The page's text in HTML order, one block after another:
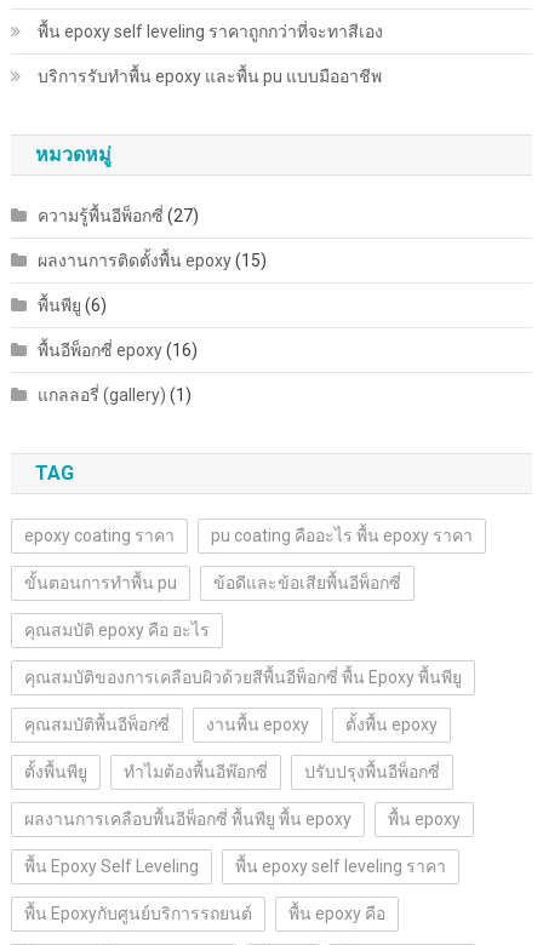
พื้น epoxy self leveling ราคาถูกกว่าที่จะทาสีเอง
บริการรับทำพื้น epoxy และพื้น pu แบบมืออาชีพ
หมวดหมู่
ความรู้พื้นอีพ็อกซี่ (27)
ผลงานการติดตั้งพื้น epoxy(15)
พื้นพียู (6)
พื้นอีพ็อกซี่ epoxy(16)
แกลลอรี่ (gallery) (1)
TAG
epoxy coating ราคา pu coating คืออะไร พื้น epoxy ราคา
ขั้นตอนการทำพื้น pu ข้อดีและข้อเสียพื้นอีพ็อกซี่
คุณสมบัติ epoxy คือ อะไร
คุณสมบัติของการเคลือบผิวด้วยสีพื้นอีพ็อกซี่ พื้น Epoxy พื้นพียู
คุณสมบัติพื้นอีพ็อกซี่ งานพื้น epoxy ตั้งพื้น epoxy
ตั้งพื้นพียู ทำไมต้องพื้นอีพ๊อกซี่ ปรับปรุงพื้นอีพ็อกซี่
ผลงานการเคลือบพื้นอีพ็อกซี่ พื้นพียู พื้น epoxy พื้น epoxy
พื้น Epoxy Self Leveling พื้น epoxy self leveling ราคา
พื้น Epoxyกับศูนย์บริการรถยนต์ พื้น epoxy คือ